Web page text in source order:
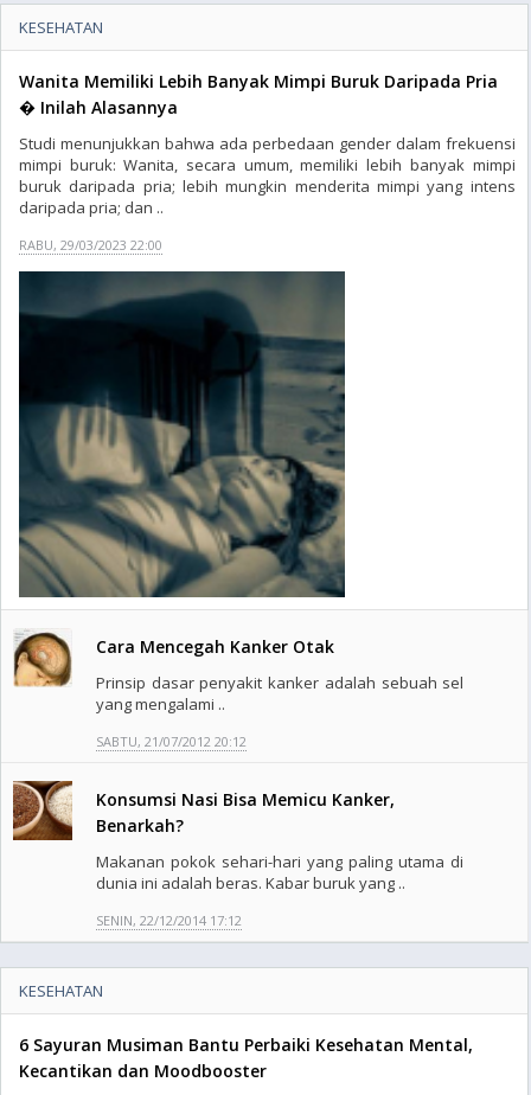
KESEHATAN
Wanita Memiliki Lebih Banyak Mimpi Buruk Daripada Pria
� Inilah Alasannya
Studi menunjukkan bahwa ada perbedaan gender dalam frekuensi
mimpi buruk: Wanita, secara umum, memiliki lebih banyak mimpi
buruk daripada pria; lebih mungkin menderita mimpi yang intens
daripada pria; dan ..
RABU, 29/03/2023 22:00
Cara Mencegah Kanker Otak
Prinsip dasar penyakit kanker adalah sebuah sel
yang mengalami ..
SABTU, 21/07/2012 20:12
Konsumsi Nasi Bisa Memicu Kanker,
Benarkah?
Makanan pokok sehari-hari yang paling utama di
dunia ini adalah beras. Kabar buruk yang ..
SENIN, 22/12/2014 17:12
KESEHATAN
6 Sayuran Musiman Bantu Perbaiki Kesehatan Mental,
Kecantikan dan Moodbooster